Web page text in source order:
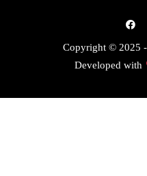
Copyright © 2025
Developed with